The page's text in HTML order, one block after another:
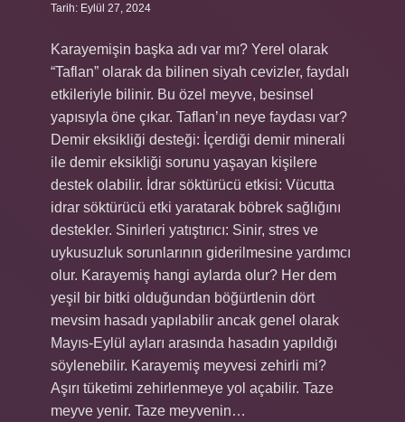
Tarih: Eylül 27, 2024
Karayemişin başka adı var mı? Yerel olarak
“Taflan” olarak da bilinen siyah cevizler, faydalı
etkileriyle bilinir. Bu özel meyve, besinsel
yapısıyla öne çıkar. Taflan’ın neye faydası var?
Demir eksikliği desteği: İçerdiği demir minerali
ile demir eksikliği sorunu yaşayan kişilere
destek olabilir. İdrar söktürücü etkisi: Vücutta
idrar söktürücü etki yaratarak böbrek sağlığını
destekler. Sinirleri yatıştırıcı: Sinir, stres ve
uykusuzluk sorunlarının giderilmesine yardımcı
olur. Karayemiş hangi aylarda olur? Her dem
yeşil bir bitki olduğundan böğürtlenin dört
mevsim hasadı yapılabilir ancak genel olarak
Mayıs-Eylül ayları arasında hasadın yapıldığı
söylenebilir. Karayemiş meyvesi zehirli mi?
Aşırı tüketimi zehirlenmeye yol açabilir. Taze
meyve yenir. Taze meyvenin…